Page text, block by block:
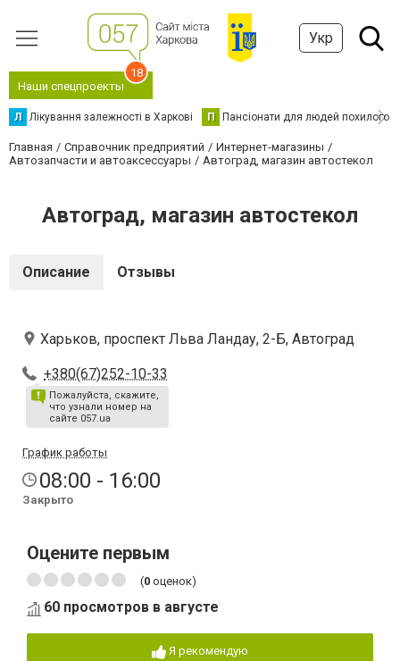
Укр
Наши спецпроекты
18
Л Лікування залежності в Харкові П Пансіонати для людей похилого
Главная Справочник предприятий
Интернет-магазины
Автозапчасти и автоаксессуары
Автоград, магазин автостекол
Автоград, магазин автостекол
Описание Отзывы
Харьков, проспект Льва Ландау, 2-Б, Автоград
+380(67)252-10-33
Пожалуйста, скажите,
что узнали номер на
сайте 057.ua
График работы
08:00 - 16:00
Закрыто
Оцените первым
(0 оценок)
60 просмотров в августе
Я рекомендую